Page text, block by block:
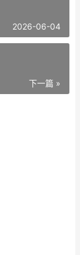
2026-06-04
下一篇 »